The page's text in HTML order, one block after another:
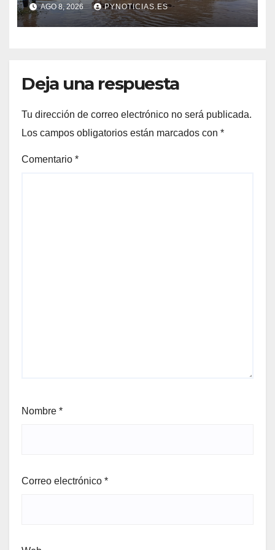
AGO 8, 2026 PYNOTICIAS.ES
Deja una respuesta
Tu dirección de correo electrónico no será publicada.
Los campos obligatorios están marcados con *
Comentario *
Nombre *
Correo electrónico *